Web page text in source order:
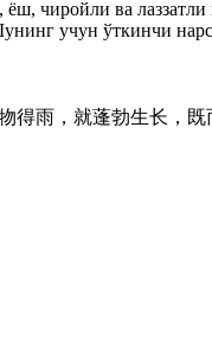
ёш, чиройли ва
учун ўткинчи
雨，就蓬勃生长，